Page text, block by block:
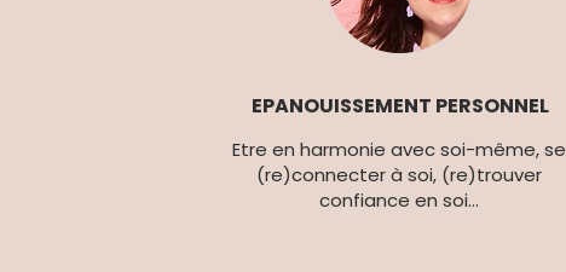
EPANOUISSEMENT PERSONNEL
Etre en harmonie avec soi-même, se
(re)connecter à soi, (re)trouver
confiance en soi...